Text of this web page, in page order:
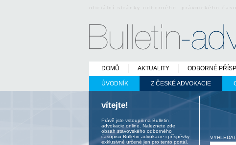
oficiální stránky odborného právnického
DOMŮ AKTUALITY ODBORNÉ
ÚVODNÍK Z ČESKÉ ADVOKACIE
vítejte!
Právě jste vstoupili na Bulletin
advokacie online. Naleznete zde
obsah stavovského odborného
časopisu Bulletin advokacie i příspěvky
exklusivně určené jen pro tento portál.